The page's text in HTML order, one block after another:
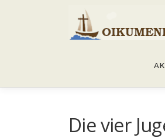
Die vier